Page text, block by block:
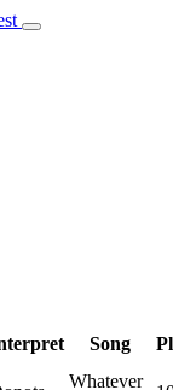
Song
Whatever